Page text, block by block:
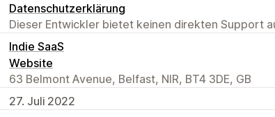
Datenschutzerklärung
Dieser Entwickler bietet keinen direkten Support
Indie SaaS
Website
63 Belmont Avenue, Belfast, NIR, BT4 3DE, GB
27. Juli 2022